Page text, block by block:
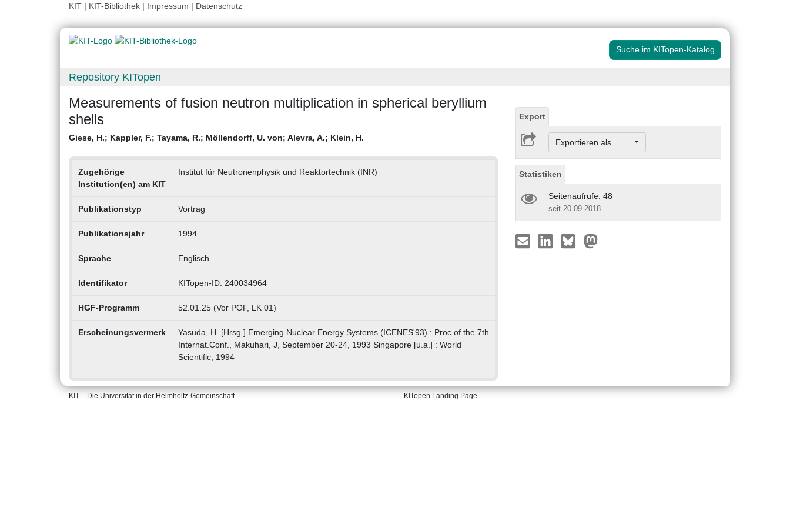
KIT | KIT-Bibliothek | Impressum | Datenschutz
Suche im KITopen-Katalog
Repository KITopen
Measurements of fusion neutron multiplication in spherical beryllium
shells
Giese, H.; Kappler, F.; Tayama, R.; Möllendorff, U. von; Alevra, A.; Klein, H.
Zugehörige
Institution(en) am KIT
Institut für Neutronenphysik und Reaktortechnik (INR)
Publikationstyp Vortrag
Publikationsjahr 1994
Sprache Englisch
Identifikator KITopen-ID: 240034964
HGF-Programm 52.01.25 (Vor POF, LK 01)
Erscheinungsvermerk
Yasuda, H. [Hrsg.] Emerging Nuclear Energy Systems (ICENES'93) : Proc.of the 7th
Internat.Conf., Makuhari, J, September 20-24, 1993 Singapore [u.a.] : World
Scientific, 1994
Export
Exportieren als ...
Statistiken
Seitenaufrufe: 48
seit 20.09.2018
KIT – Die Universität in der Helmholtz-Gemeinschaft KITopen Landing Page